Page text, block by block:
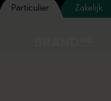
Particulier Zakelijk